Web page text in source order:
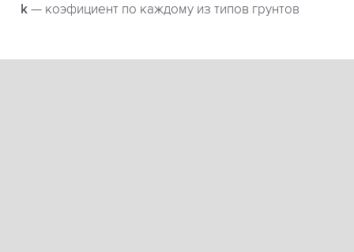
k — коэфициент по каждому из типов грунтов